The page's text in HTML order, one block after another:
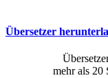
Übersetzer
mehr als 20